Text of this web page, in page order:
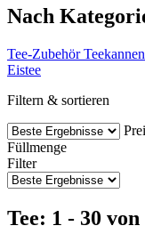
Nach
Tee-Zubehör Teekannen
Eistee
Filtern & sortieren
Füllmenge
Filter
Tee: 1 - 30